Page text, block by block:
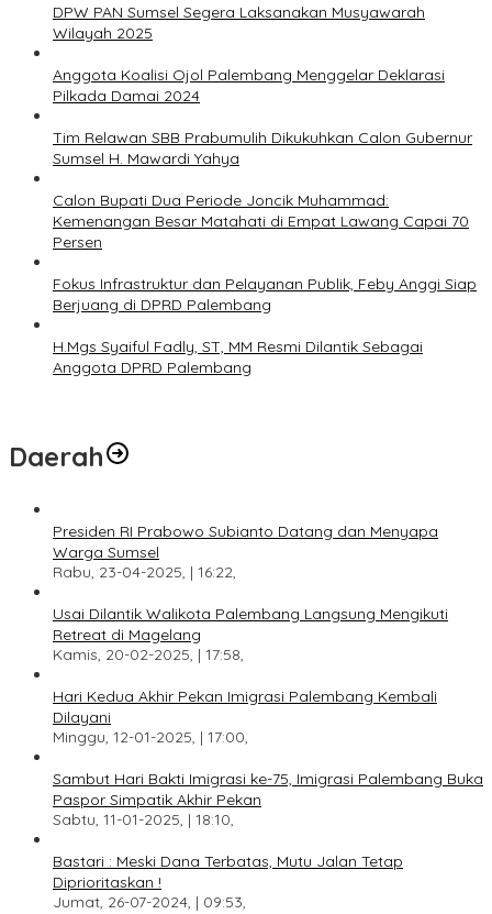
DPW PAN Sumsel Segera Laksanakan Musyawarah
Wilayah 2025
Anggota Koalisi Ojol Palembang Menggelar Deklarasi
Pilkada Damai 2024
Tim Relawan SBB Prabumulih Dikukuhkan Calon Gubernur
Sumsel H. Mawardi Yahya
Calon Bupati Dua Periode Joncik Muhammad:
Kemenangan Besar Matahati di Empat Lawang Capai 70
Persen
Fokus Infrastruktur dan Pelayanan Publik, Feby Anggi Siap
Berjuang di DPRD Palembang
H.Mgs Syaiful Fadly, ST, MM Resmi Dilantik Sebagai
Anggota DPRD Palembang
Daerah
Presiden RI Prabowo Subianto Datang dan Menyapa
Warga Sumsel
Rabu, 23-04-2025, | 16:22,
Usai Dilantik Walikota Palembang Langsung Mengikuti
Retreat di Magelang
Kamis, 20-02-2025, | 17:58,
Hari Kedua Akhir Pekan Imigrasi Palembang Kembali
Dilayani
Minggu, 12-01-2025, | 17:00,
Sambut Hari Bakti Imigrasi ke-75, Imigrasi Palembang Buka
Paspor Simpatik Akhir Pekan
Sabtu, 11-01-2025, | 18:10,
Bastari : Meski Dana Terbatas, Mutu Jalan Tetap
Diprioritaskan !
Jumat, 26-07-2024, | 09:53,